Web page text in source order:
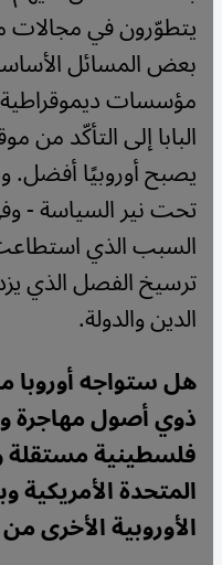
يتطوّرون في مجالات
بعض المسائل
مؤسسات
البابا إلى التأكّد
يصبح أوروبيًا أفضل.
تحت نير السياسة -
السبب الذي
ترسيخ الفصل الذي
الدين والدولة.
هل ستواجه
ذوي أصول مهاجرة
فلسطينية مستقلة
المتحدة الأمريكية
الأوروبية الأخرى